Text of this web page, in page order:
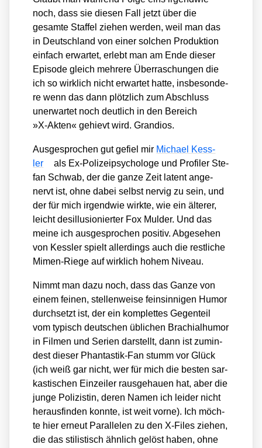
noch, dass sie die­sen Fall jetzt über die
gesam­te Staf­fel zie­hen wer­den, weil man das
in Deutsch­land von einer sol­chen Pro­duk­ti­on
ein­fach erwar­tet, erlebt man am Ende die­ser
Epi­so­de gleich meh­re­re Über­ra­schun­gen die
ich so wirk­lich nicht erwar­tet hat­te, ins­be­son­de­
re wenn das dann plötz­lich zum Abschluss
uner­war­tet noch deut­lich in den Bereich
»X‑Akten« gehievt wird. Gran­di­os.
Aus­ge­spro­chen gut gefiel mir Micha­el Kess­
ler
als Ex-Poli­zei­psy­cho­lo­ge und Pro­fi­ler Ste­
fan Schwab, der die gan­ze Zeit latent ange­
nervt ist, ohne dabei selbst ner­vig zu sein, und
der für mich irgend­wie wirk­te, wie ein älte­rer,
leicht des­il­lu­sio­nier­ter Fox Muld­er. Und das
mei­ne ich aus­ge­spro­chen posi­tiv. Abge­se­hen
von Kess­ler spielt aller­dings auch die rest­li­che
Mimen-Rie­ge auf wirk­lich hohem Niveau.
Nimmt man dazu noch, dass das Gan­ze von
einem fei­nen, stel­len­wei­se fein­sin­ni­gen Humor
durch­setzt ist, der ein kom­plet­tes Gegen­teil
vom typisch deut­schen übli­chen Bra­chi­al­hu­mor
in Fil­men und Seri­en dar­stellt, dann ist zumin­
dest die­ser Phan­tas­tik-Fan stumm vor Glück
(ich weiß gar nicht, wer für mich die bes­ten sar­
kas­ti­schen Ein­zei­ler raus­ge­hau­en hat, aber die
jun­ge Poli­zis­tin, deren Namen ich lei­der nicht
her­aus­fin­den konn­te, ist weit vor­ne). Ich möch­
te hier erneut Par­al­le­len zu den X‑Files zie­hen,
die das sti­lis­tisch ähn­lich gelöst haben, ohne